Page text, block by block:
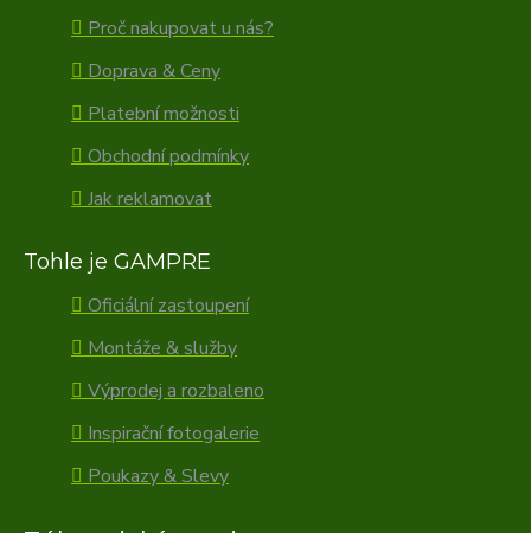
Proč nakupovat u nás?
Doprava & Ceny
Platební možnosti
Obchodní podmínky
Jak reklamovat
Tohle je GAMPRE
Oficiální zastoupení
Montáže & služby
Výprodej a rozbaleno
Inspirační fotogalerie
Poukazy & Slevy